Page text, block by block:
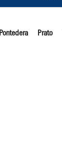
Pontedera Prato